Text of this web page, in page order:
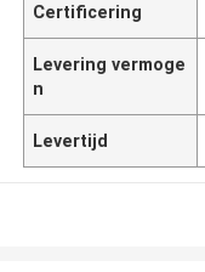
Certificering
Levering vermoge
n
Levertijd